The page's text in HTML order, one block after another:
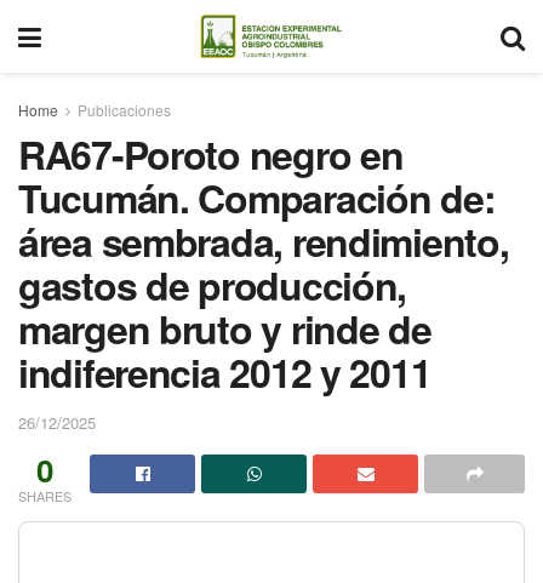
Home Publicaciones
RA67-Poroto negro en
Tucumán. Comparación de:
área sembrada, rendimiento,
gastos de producción,
margen bruto y rinde de
indiferencia 2012 y 2011
26/12/2025
0
SHARES